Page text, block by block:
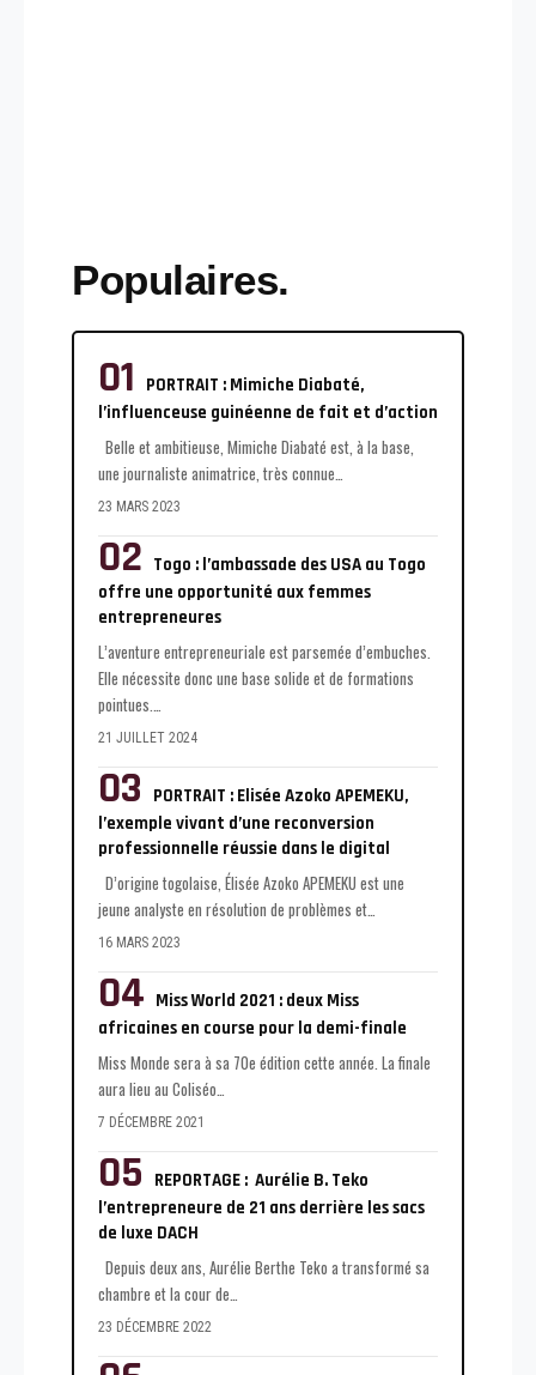
Populaires.
PORTRAIT : Mimiche Diabaté,
l’influenceuse guinéenne de fait et d’action
Belle et ambitieuse, Mimiche Diabaté est, à la base,
une journaliste animatrice, très connue…
23 MARS 2023
Togo : l’ambassade des USA au Togo
offre une opportunité aux femmes
entrepreneures
L’aventure entrepreneuriale est parsemée d’embuches.
Elle nécessite donc une base solide et de formations
pointues.…
21 JUILLET 2024
PORTRAIT : Elisée Azoko APEMEKU,
l’exemple vivant d’une reconversion
professionnelle réussie dans le digital
D’origine togolaise, Élisée Azoko APEMEKU est une
jeune analyste en résolution de problèmes et…
16 MARS 2023
Miss World 2021 : deux Miss
africaines en course pour la demi-finale
Miss Monde sera à sa 70e édition cette année. La finale
aura lieu au Coliséo…
7 DÉCEMBRE 2021
REPORTAGE : Aurélie B. Teko
l’entrepreneure de 21 ans derrière les sacs
de luxe DACH
Depuis deux ans, Aurélie Berthe Teko a transformé sa
chambre et la cour de…
23 DÉCEMBRE 2022